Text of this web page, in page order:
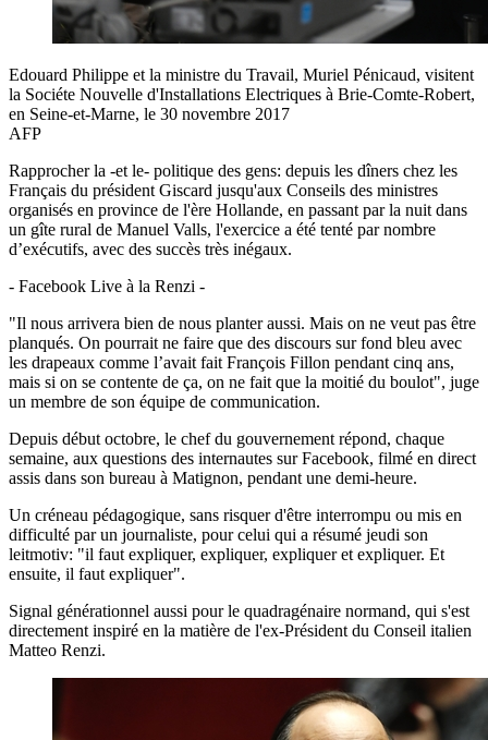
Edouard Philippe et la ministre du Travail, Muriel Pénicaud, visitent
la Sociéte Nouvelle d'Installations Electriques à Brie-Comte-Robert,
en Seine-et-Marne, le 30 novembre 2017
AFP
Rapprocher la -et le- politique des gens: depuis les dîners chez les
Français du président Giscard jusqu'aux Conseils des ministres
organisés en province de l'ère Hollande, en passant par la nuit dans
un gîte rural de Manuel Valls, l'exercice a été tenté par nombre
d’exécutifs, avec des succès très inégaux.
- Facebook Live à la Renzi -
"Il nous arrivera bien de nous planter aussi. Mais on ne veut pas être
planqués. On pourrait ne faire que des discours sur fond bleu avec
les drapeaux comme l’avait fait François Fillon pendant cinq ans,
mais si on se contente de ça, on ne fait que la moitié du boulot", juge
un membre de son équipe de communication.
Depuis début octobre, le chef du gouvernement répond, chaque
semaine, aux questions des internautes sur Facebook, filmé en direct
assis dans son bureau à Matignon, pendant une demi-heure.
Un créneau pédagogique, sans risquer d'être interrompu ou mis en
difficulté par un journaliste, pour celui qui a résumé jeudi son
leitmotiv: "il faut expliquer, expliquer, expliquer et expliquer. Et
ensuite, il faut expliquer".
Signal générationnel aussi pour le quadragénaire normand, qui s'est
directement inspiré en la matière de l'ex-Président du Conseil italien
Matteo Renzi.